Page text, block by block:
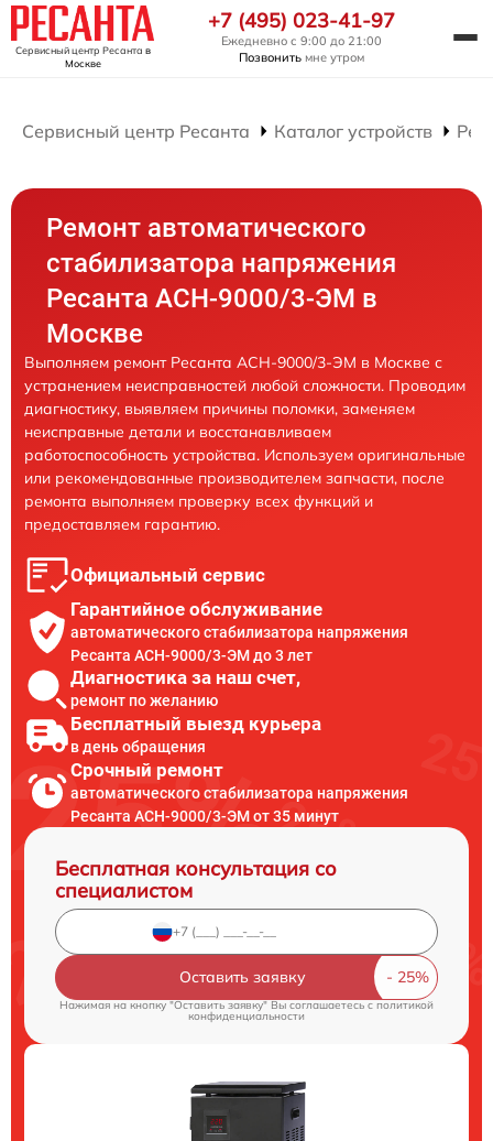
Сервисный центр Ресанта в
Москве
+7 (495) 023-41-97
Ежедневно с 9:00 до 21:00
Позвонить мне утром
Сервисный центр Ресанта Каталог устройств
Ремонт автоматического
стабилизатора напряжения
Ресанта АСН-9000/3-ЭМ в
Москве
Выполняем ремонт Ресанта АСН-9000/3-ЭМ в Москве с
устранением неисправностей любой сложности. Проводим
диагностику, выявляем причины поломки, заменяем
неисправные детали и восстанавливаем
работоспособность устройства. Используем оригинальные
или рекомендованные производителем запчасти, после
ремонта выполняем проверку всех функций и
предоставляем гарантию.
Официальный сервис
Гарантийное обслуживание
автоматического стабилизатора напряжения
Ресанта АСН-9000/3-ЭМ до 3 лет
Диагностика за наш счет,
ремонт по желанию
Бесплатный выезд курьера
в день обращения
Срочный ремонт
автоматического стабилизатора напряжения
Ресанта АСН-9000/3-ЭМ от 35 минут
Бесплатная консультация со
специалистом
Оставить заявку
Нажимая на кнопку "Оставить заявку" Вы соглашаетесь cполитикой
конфиденциальности